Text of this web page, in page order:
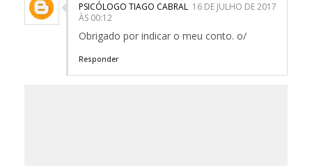
PSICÓLOGO TIAGO CABRAL 16 DE JULHO DE 2017
ÀS 00:12
Obrigado por indicar o meu conto. o/
Responder